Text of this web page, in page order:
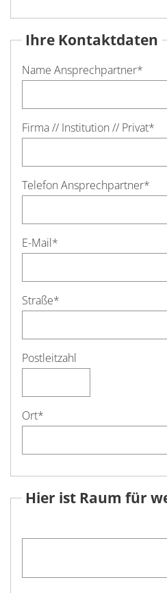
Ihre Kontaktdaten
Name Ansprechpartner*
Firma // Institution // Privat*
Telefon Ansprechpartner*
E-Mail*
Straße*
Postleitzahl
Ort*
Hier ist Raum für